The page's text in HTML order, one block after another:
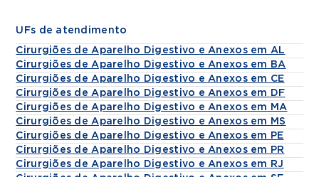
UFs de atendimento
Cirurgiões de Aparelho Digestivo e Anexos em AL
Cirurgiões de Aparelho Digestivo e Anexos em BA
Cirurgiões de Aparelho Digestivo e Anexos em CE
Cirurgiões de Aparelho Digestivo e Anexos em DF
Cirurgiões de Aparelho Digestivo e Anexos em MA
Cirurgiões de Aparelho Digestivo e Anexos em MS
Cirurgiões de Aparelho Digestivo e Anexos em PE
Cirurgiões de Aparelho Digestivo e Anexos em PR
Cirurgiões de Aparelho Digestivo e Anexos em RJ